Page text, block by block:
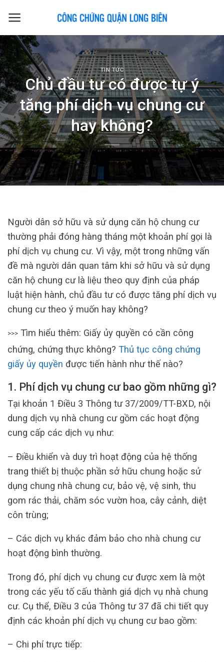
TIN TỨC
Chủ đầu tư có được tự ý
tăng phí dịch vụ chung cư
hay không?
Người dân sở hữu và sử dụng căn hộ chung cư
thường phải đóng hàng tháng một khoản phí gọi là
phí dịch vụ chung cư. Vì vậy, một trong những vấn
đề mà người dân quan tâm khi sở hữu và sử dụng
căn hộ chung cư là liệu theo quy định của pháp
luật hiện hành, chủ đầu tư có được tăng phí dịch vụ
chung cư theo ý muốn hay không?
>>> Tìm hiểu thêm: Giấy ủy quyền có cần công
chứng, chứng thực không? Thủ tục công chứng
giấy ủy quyền được tiến hành như thế nào?
1. Phí dịch vụ chung cư bao gồm những gì?
Tại khoản 1 Điều 3 Thông tư 37/2009/TT-BXD, nội
dung dịch vụ nhà chung cư gồm các hoạt động
cung cấp các dịch vụ như:
– Điều khiển và duy trì hoạt động của hệ thống
trang thiết bị thuộc phần sở hữu chung hoặc sử
dụng chung nhà chung cư, bảo vệ, vệ sinh, thu
gom rác thải, chăm sóc vườn hoa, cây cảnh, diệt
côn trùng;
– Các dịch vụ khác đảm bảo cho nhà chung cư
hoạt động bình thường.
Trong đó, phí dịch vụ chung cư được xem là một
trong các yếu tố cấu thành giá dịch vụ nhà chung
cư. Cụ thể, Điều 3 của Thông tư 37 đã chi tiết quy
định các khoản phí dịch vụ chung cư bao gồm:
– Chi phí trực tiếp: